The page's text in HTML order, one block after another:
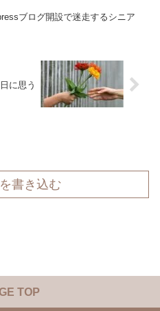
ブログ開設で迷走するシニア
に思う
書き込む
TOP